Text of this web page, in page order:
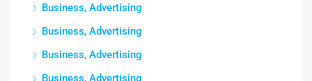
Business, Advertising
Business, Advertising
Business, Advertising
Business, Advertising